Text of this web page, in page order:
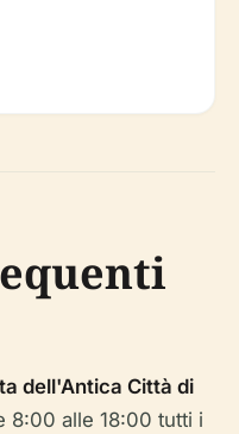
dell'Antica Città di
8:00 alle 18:00 tutti i